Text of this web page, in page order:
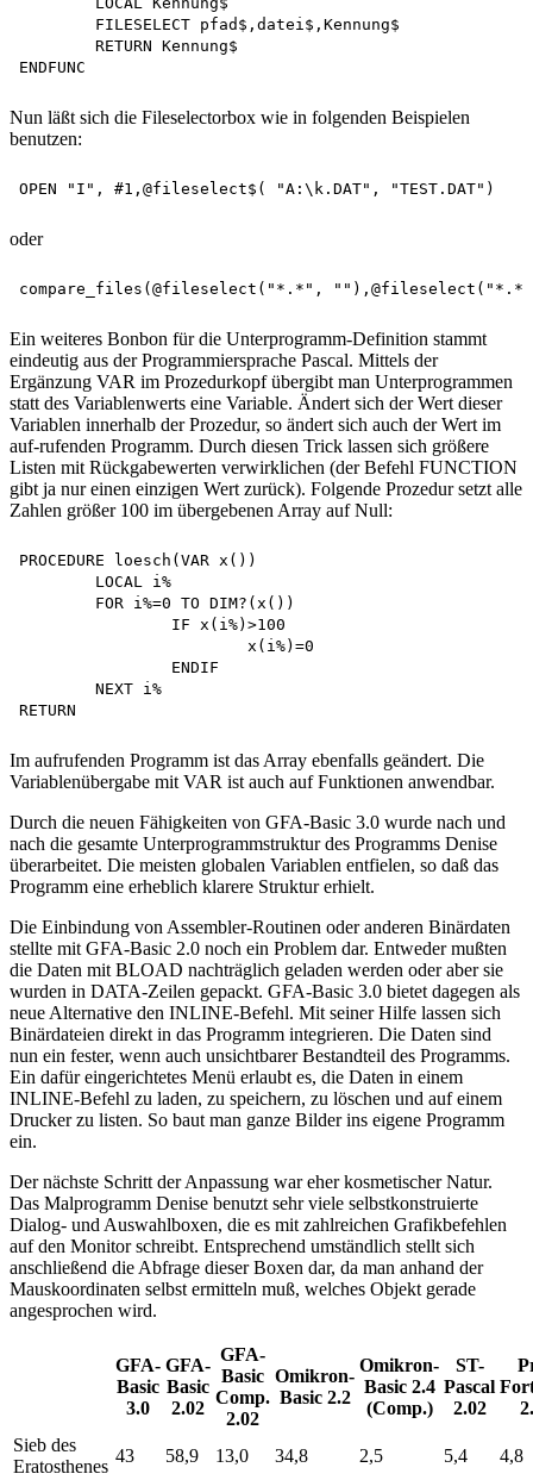
Nun läßt sich die Fileselectorbox wie in folgenden Beispielen
benutzen:
oder
Ein weiteres Bonbon für die Unterprogramm-Definition stammt
eindeutig aus der Programmiersprache Pascal. Mittels der
Ergänzung VAR im Prozedurkopf übergibt man Unterprogrammen
statt des Variablenwerts eine Variable. Ändert sich der Wert dieser
Variablen innerhalb der Prozedur, so ändert sich auch der Wert im
auf-rufenden Programm. Durch diesen Trick lassen sich größere
Listen mit Rückgabewerten verwirklichen (der Befehl FUNCTION
gibt ja nur einen einzigen Wert zurück). Folgende Prozedur setzt alle
Zahlen größer 100 im übergebenen Array auf Null:
PROCEDURE loesch(VAR x())
Im aufrufenden Programm ist das Array ebenfalls geändert. Die
Variablenübergabe mit VAR ist auch auf Funktionen anwendbar.
Durch die neuen Fähigkeiten von GFA-Basic 3.0 wurde nach und
nach die gesamte Unterprogrammstruktur des Programms Denise
überarbeitet. Die meisten globalen Variablen entfielen, so daß das
Programm eine erheblich klarere Struktur erhielt.
Die Einbindung von Assembler-Routinen oder anderen Binärdaten
stellte mit GFA-Basic 2.0 noch ein Problem dar. Entweder mußten
die Daten mit BLOAD nachträglich geladen werden oder aber sie
wurden in DATA-Zeilen gepackt. GFA-Basic 3.0 bietet dagegen als
neue Alternative den INLINE-Befehl. Mit seiner Hilfe lassen sich
Binärdateien direkt in das Programm integrieren. Die Daten sind
nun ein fester, wenn auch unsichtbarer Bestandteil des Programms.
Ein dafür eingerichtetes Menü erlaubt es, die Daten in einem
INLINE-Befehl zu laden, zu speichern, zu löschen und auf einem
Drucker zu listen. So baut man ganze Bilder ins eigene Programm
ein.
Der nächste Schritt der Anpassung war eher kosmetischer Natur.
Das Malprogramm Denise benutzt sehr viele selbstkonstruierte
Dialog- und Auswahlboxen, die es mit zahlreichen Grafikbefehlen
auf den Monitor schreibt. Entsprechend umständlich stellt sich
anschließend die Abfrage dieser Boxen dar, da man anhand der
Mauskoordinaten selbst ermitteln muß, welches Objekt gerade
angesprochen wird.
GFA-
Basic
3.0
GFA-
Basic
2.02
GFA-
Basic
Comp.
2.02
Omikron-
Basic 2.2
Omikron-
Basic 2.4
(Comp.)
ST-
Pascal
2.02
Sieb des
Eratosthenes
43 58,9 13,0 34,8 2,5 5,4
4,8